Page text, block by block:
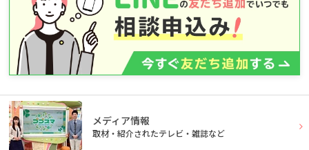
メディア情報
取材・紹介されたテレビ・雑誌など